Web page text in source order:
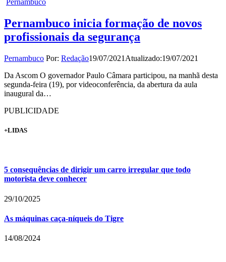
Pernambuco
Pernambuco inicia formação de novos
profissionais da segurança
Pernambuco Por: Redação19/07/2021 Atualizado:19/07/2021
Da Ascom O governador Paulo Câmara participou, na manhã desta
segunda-feira (19), por videoconferência, da abertura da aula
inaugural da…
PUBLICIDADE
+LIDAS
5 consequências de dirigir um carro irregular que todo
motorista deve conhecer
29/10/2025
As máquinas caça-níqueis do Tigre
14/08/2024